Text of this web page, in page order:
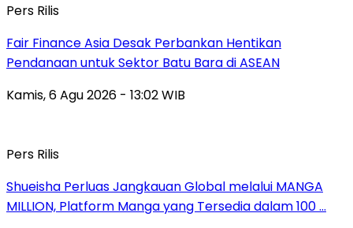
Pers Rilis
Fair Finance Asia Desak Perbankan Hentikan
Pendanaan untuk Sektor Batu Bara di ASEAN
Kamis, 6 Agu 2026 - 13:02 WIB
Pers Rilis
Shueisha Perluas Jangkauan Global melalui MANGA
MILLION, Platform Manga yang Tersedia dalam 100 …